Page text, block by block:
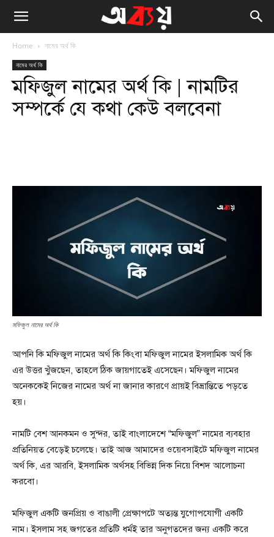
Home নামের অর্থ কি
নামের অর্থ কি
মফিজুল নামের অর্থ কি | নামটির
সম্পর্কে যে কথা কেউ বলবেনা
মফিজুল নামের অর্থ কি
আপনি কি মফিজুল নামের অর্থ কি কিংবা মফিজুল নামের ইসলামিক অর্থ কি
এর উত্তর খুঁজছেন, তাহলে ঠিক জায়গাতেই এসেছেন। মফিজুল নামের
অনেককেই নিজের নামের অর্থ না জানার কারণে প্রায়ই বিভ্রান্তিতে পড়তে
হয়।
নামটি বেশ আনকমন ও সুন্দর, তাই বাংলাদেশে “মফিজুল” নামের ব্যবহার
প্রতিনিয়ত বেড়েই চলেছে। তাই আজ আমাদের ওয়েবসাইটে মফিজুল নামের
অর্থ কি, এর আরবি, ইসলামিক অর্থসহ বিভিন্ন দিক নিয়ে বিশদ আলোচনা
করবো।
মফিজুল একটি জনপ্রিয় ও বাঙালী প্রেক্ষাপটে অত্যন্ত যুগোপযোগী একটি
নাম। ইসলাম সহ জগতের প্রতিটি ধর্মই তার অনুগতদের জন্য একটি করে